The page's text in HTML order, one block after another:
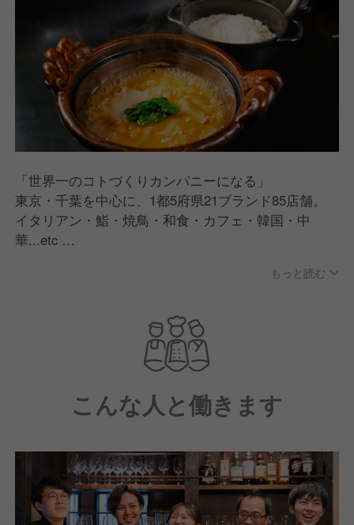
「世界一のコトづくりカンパニーになる」
東京・千葉を中心に、1都5府県21ブランド85店舗。
イタリアン・鮨・焼鳥・和食・カフェ・韓国・中
華...etc
にワクワクする楽しさを提供できる店舗を生み出して
もっと読む
こんな人と働きます